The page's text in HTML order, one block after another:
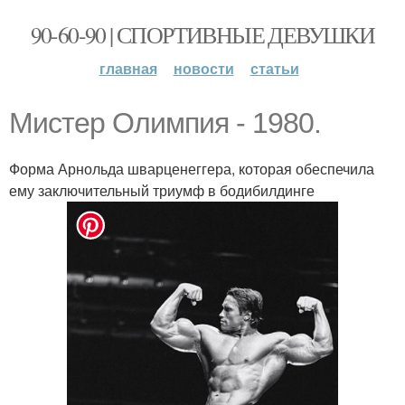
90-60-90 | СПОРТИВНЫЕ ДЕВУШКИ
главная новости статьи
Мистер Олимпия - 1980.
Форма Арнольда шварценеггера, которая обеспечила
ему заключительный триумф в бодибилдинге